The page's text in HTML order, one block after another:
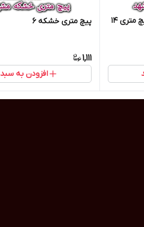
پیچ یک متری خشکه 14 / پیچ متری 14
پیچ متری خشکه 6
1,111
افزودن به سبد